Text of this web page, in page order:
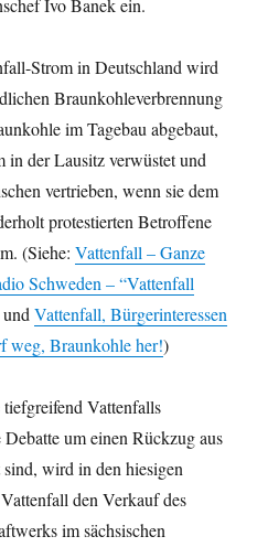
Strom in Deutschland wird
Braunkohleverbrennung
im Tagebau abgebaut,
in der Lausitz verwüstet und
vertrieben, wenn sie dem
protestierten Betroffene
(Siehe:Vattenfall – Ganze
Schweden – “Vattenfall
undVattenfall, Bürgerinteressen
weg, Braunkohle her!)
Vattenfalls
um einen Rückzug aus
wird in den hiesigen
den Verkauf des
im sächsischen